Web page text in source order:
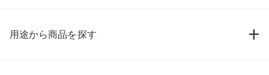
用途から商品を探す